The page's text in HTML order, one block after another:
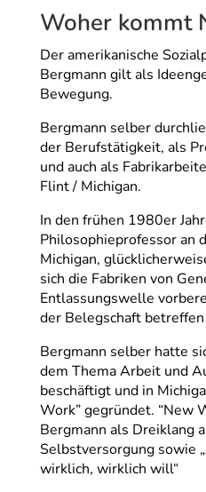
Woher kommt
Der amerikanische
Bergmann gilt als
Bewegung.
Bergmann selber
der Berufstätigkeit, als
und auch als
Flint / Michigan.
In den frühen 1980er
Philosophieprofessor an
Michigan,
sich die Fabriken von
Entlassungswelle
der Belegschaft
Bergmann selber hatte
dem Thema Arbeit und
beschäftigt und in
Work” gegründet. “New
Bergmann als Dreiklang
Selbstversorgung sowie
wirklich, wirklich will“